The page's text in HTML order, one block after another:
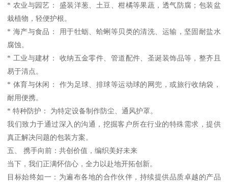
* 农业与园艺： 盛装洋葱、土豆、柑橘等果蔬，透气防腐；包装盆
栽植物，轻便护根。
* 海产与食品： 用于牡蛎、蛤蜊等贝类的清洗、运输，坚固耐盐水
腐蚀。
* 工业与建材： 收纳五金零件、管道配件、圣诞装饰品等，整齐且
易于清点。
* 体育与休闲： 作为足球、排球等运动球的网兜，或旅行收纳袋，
耐用便携。
* 特种防护： 为特定设备制作防尘、通风护罩。
我们致力于通过深入的沟通，挖掘客户所在行业的特殊需求，提供
真正解决问题的包装方案。
五、 携手向前：共创价值，编织美好未来
当下，我们正满怀信心，全力以赴地开拓创新。
目标始终如一：为遍布各地的合作伙伴，持续提供品质卓越的产品